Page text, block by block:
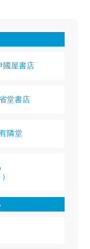
國屋書店
堂書店
隣堂